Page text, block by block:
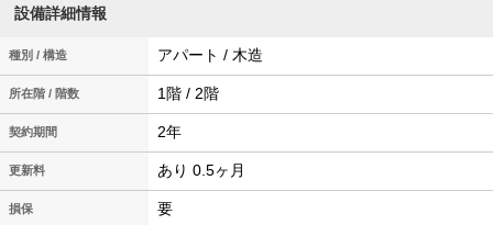
設備詳細情報
種別 / 構造 アパート / 木造
所在階 / 階数 1階 / 2階
契約期間 2年
更新料 あり 0.5ヶ月
損保 要